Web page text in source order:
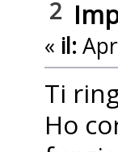
2
« il:
Ti
Ho